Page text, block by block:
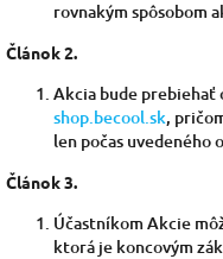
rovnakým spôsobom
Článok 2.
Akcia bude prebiehať
shop.becool.sk,
len počas uvedeného
Článok 3.
Účastníkom Akcie
ktorá je koncovým